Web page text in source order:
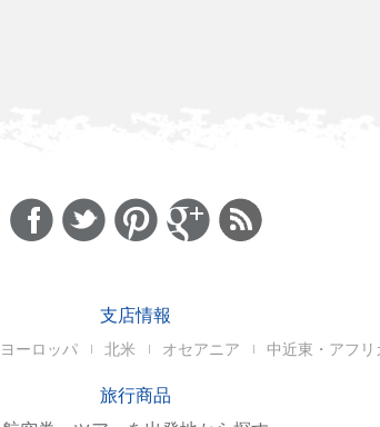
支店情報
ヨーロッパ 北米 オセアニア 中近東・アフリ
旅行商品